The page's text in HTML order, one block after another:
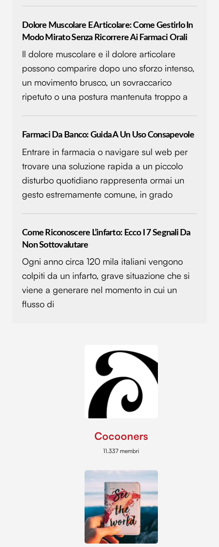
Dolore Muscolare E Articolare: Come Gestirlo In
Modo Mirato Senza Ricorrere Ai Farmaci Orali
Il dolore muscolare e il dolore articolare
possono comparire dopo uno sforzo intenso,
un movimento brusco, un sovraccarico
ripetuto o una postura mantenuta troppo a
Farmaci Da Banco: Guida A Un Uso Consapevole
Entrare in farmacia o navigare sul web per
trovare una soluzione rapida a un piccolo
disturbo quotidiano rappresenta ormai un
gesto estremamente comune, in grado
Come Riconoscere L’infarto: Ecco I 7 Segnali Da
Non Sottovalutare
Ogni anno circa 120 mila italiani vengono
colpiti da un infarto, grave situazione che si
viene a generare nel momento in cui un
flusso di
Cocooners
11.337 membri